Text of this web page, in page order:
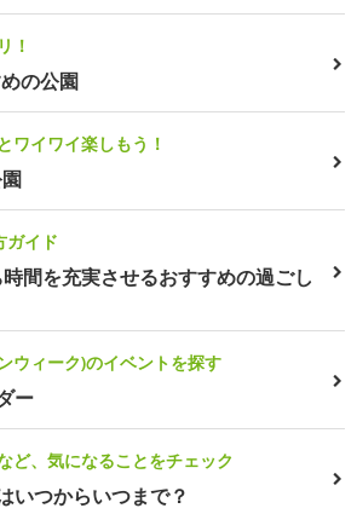
！
の公園
ワイワイ楽しもう！
ガイド
間を充実させるおすすめの過ごし
ウィーク)のイベントを探す
ー
ど、気になることをチェック
いつからいつまで？